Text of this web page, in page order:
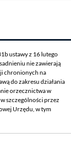
ustawy z 16 lutego
nie zawierają
chronionych na
do zakresu działania
orzecznictwa w
szczególności przez
Urzędu, w tym